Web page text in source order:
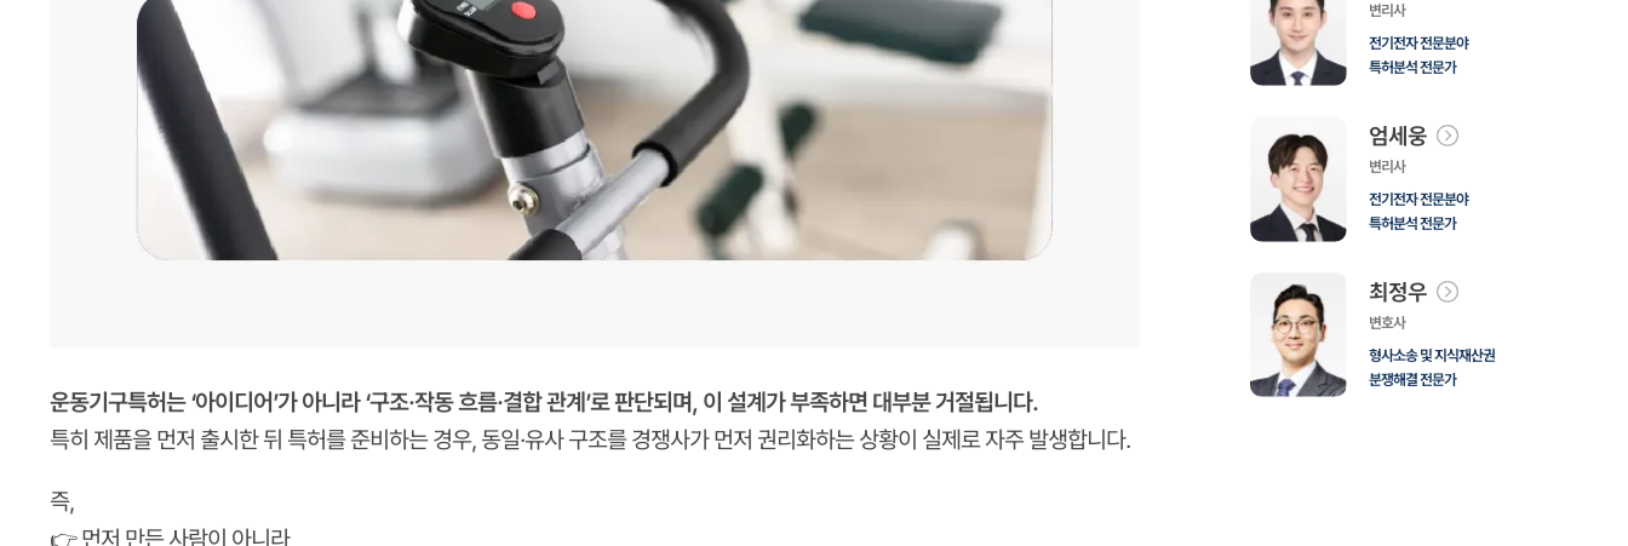
운동기구특허는 ‘아이디어’가 아니라 ‘구조·작동 흐름·결합 관계’로 판단되며, 이 설계가 부족하면 대부분 거절됩니다.
특히 제품을 먼저 출시한 뒤 특허를 준비하는 경우, 동일·유사 구조를 경쟁사가 먼저 권리화하는 상황이 실제로 자주 발생합니다.
즉,
👉 먼저 만든 사람이 아니라
변리사
전기전자 전문분야
특허분석 전문가
엄세웅
변리사
전기전자 전문분야
특허분석 전문가
최정우
변호사
형사소송 및 지식재산권
분쟁해결 전문가